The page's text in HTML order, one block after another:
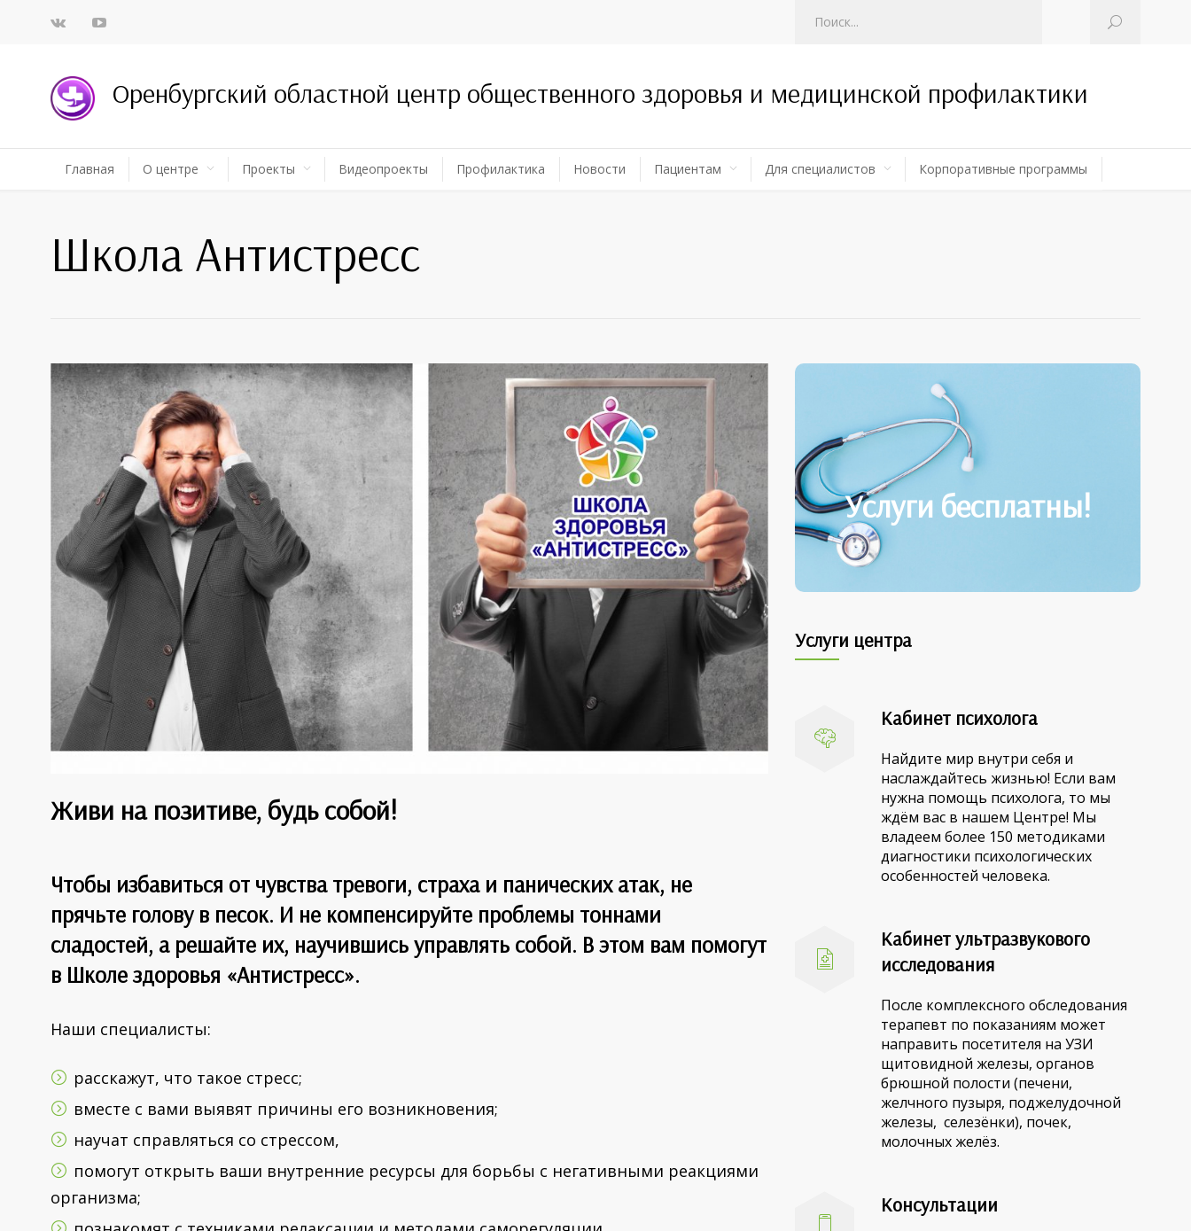
Оренбургский областной центр общественного здоровья и медицинской профилактики
Главная О центре Проекты Видеопроекты Профилактика Новости Пациентам Для специалистов Корпоративные программы
Школа Антистресс
Живи на позитиве, будь собой!
Чтобы избавиться от чувства тревоги, страха и панических атак, не
прячьте голову в песок. И не компенсируйте проблемы тоннами
сладостей, а решайте их, научившись управлять собой. В этом вам помогут
в Школе здоровья «Антистресс».
Наши специалисты:
расскажут, что такое стресс;
вместе с вами выявят причины его возникновения;
научат справляться со стрессом,
помогут открыть ваши внутренние ресурсы для борьбы с негативными реакциями
организма;
Услуги бесплатны!
Записывайтесь по
телефону (3532) 703-245
Наш адрес: ул. Алтайская, 12а
Необходимые документы: паспорт,
Услуги центра
Кабинет психолога
Найдите мир внутри себя и
наслаждайтесь жизнью! Если вам
нужна помощь психолога, то мы
ждём вас в нашем Центре! Мы
владеем более 150 методиками
диагностики психологических
особенностей человека.
Кабинет ультразвукового
исследования
После комплексного обследования
терапевт по показаниям может
направить посетителя на УЗИ
щитовидной железы, органов
брюшной полости (печени,
желчного пузыря, поджелудочной
железы, селезёнки), почек,
молочных желёз.
Консультации